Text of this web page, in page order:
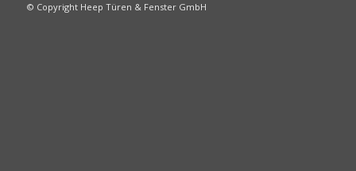
© Copyright Heep Türen & Fenster GmbH